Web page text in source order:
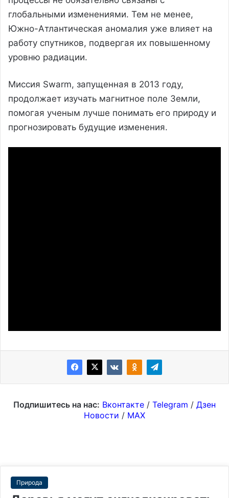
глобальными изменениями. Тем не менее,
Южно-Атлантическая аномалия уже влияет на
работу спутников, подвергая их повышенному
уровню радиации.
Миссия Swarm, запущенная в 2013 году,
продолжает изучать магнитное поле Земли,
помогая ученым лучше понимать его природу и
прогнозировать будущие изменения.
Подпишитесь на нас: Вконтакте / Telegram / Дзен
Новости / MAX